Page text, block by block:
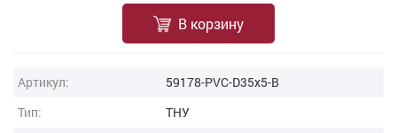
В корзину
Артикул:
59178-PVC-D35x5-B
Тип:
ТНУ